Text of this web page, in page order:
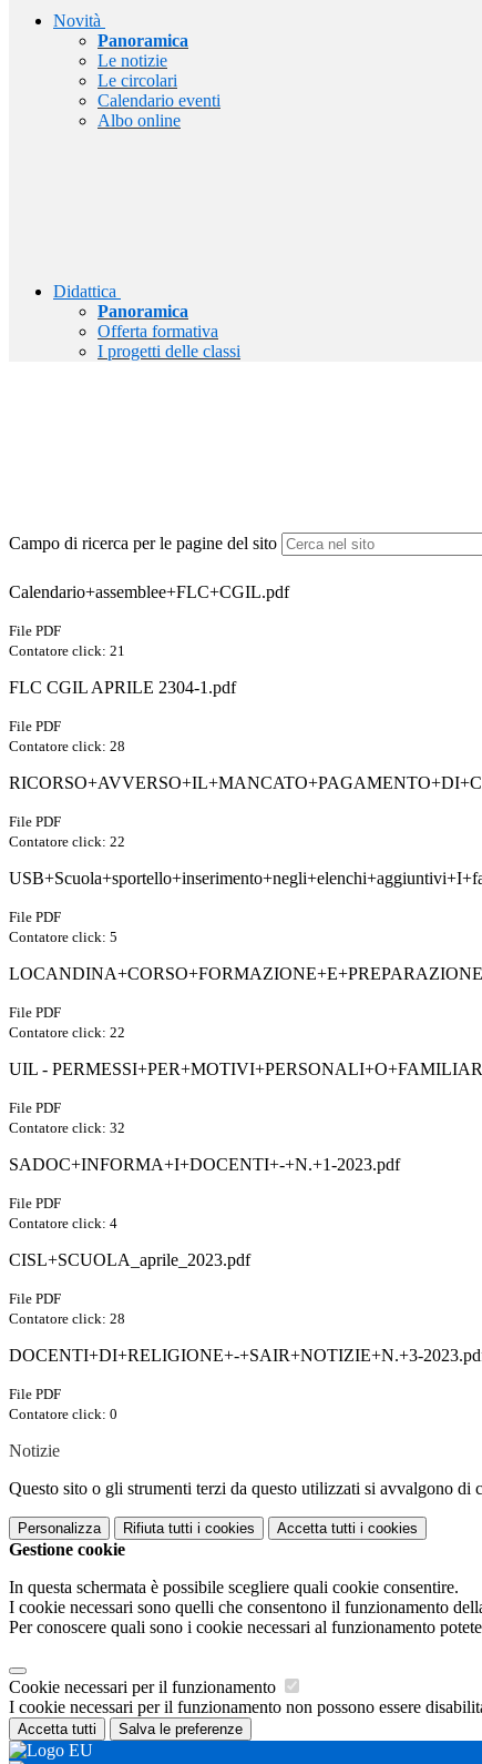
Novità
Panoramica
Le notizie
Le circolari
Calendario eventi
Albo online
Didattica
Panoramica
Offerta formativa
I progetti delle classi
Campo di ricerca per le pagine del sito
Calendario+assemblee+FLC+CGIL.pdf
File PDF
Contatore click: 21
FLC CGIL APRILE 2304-1.pdf
File PDF
Contatore click: 28
File PDF
Contatore click: 22
File PDF
Contatore click: 5
File PDF
Contatore click: 22
UIL -
File PDF
Contatore click: 32
SADOC+INFORMA+I+DOCENTI+-+N.+1-2023.pdf
File PDF
Contatore click: 4
CISL+SCUOLA_aprile_2023.pdf
File PDF
Contatore click: 28
DOCENTI+DI+RELIGIONE+-+SAIR+NOTIZIE+N.+3-
File PDF
Contatore click: 0
Notizie
Questo sito o gli strumenti terzi da questo utilizzati si avvalgono
Personalizza Rifiuta tutti i cookies Accetta tutti i cookies
Gestione cookie
In questa schermata è possibile scegliere quali cookie consentire.
I cookie necessari sono quelli che consentono il funzionamento
Per conoscere quali sono i cookie necessari al funzionamento
Cookie necessari per il funzionamento
I cookie necessari per il funzionamento non possono essere
Accetta tutti Salva le preferenze